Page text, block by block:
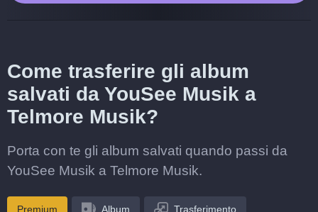
Come trasferire gli album
salvati da YouSee Musik a
Telmore Musik?
Porta con te gli album salvati quando passi da
YouSee Musik a Telmore Musik.
Premium Album Trasferimento